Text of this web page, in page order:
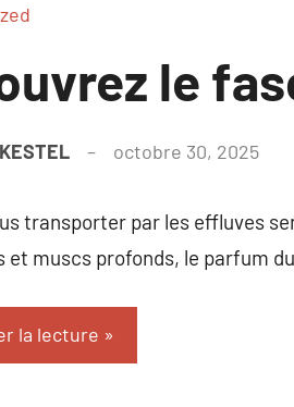
le
octobre 30, 2025
transporter par les effluves
et muscs profonds, le parfum
la lecture